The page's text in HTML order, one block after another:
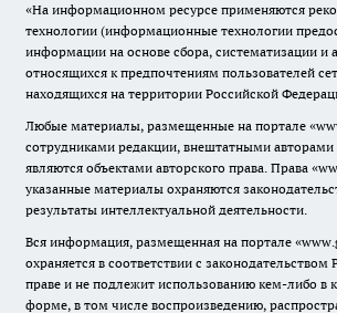
«На информационном ресурсе применяются
технологии (информационные технологии
информации на основе сбора, систематизации и
относящихся к предпочтениям пользователей
находящихся на территории Российской
Любые материалы, размещенные на портале
сотрудниками редакции, внештатными авторами
являются объектами авторского права. Права
указанные материалы охраняются
результаты интеллектуальной деятельности.
Вся информация, размещенная на портале
охраняется в соответствии с
праве и не подлежит использованию кем-либо в
форме, в том числе воспроизведению,